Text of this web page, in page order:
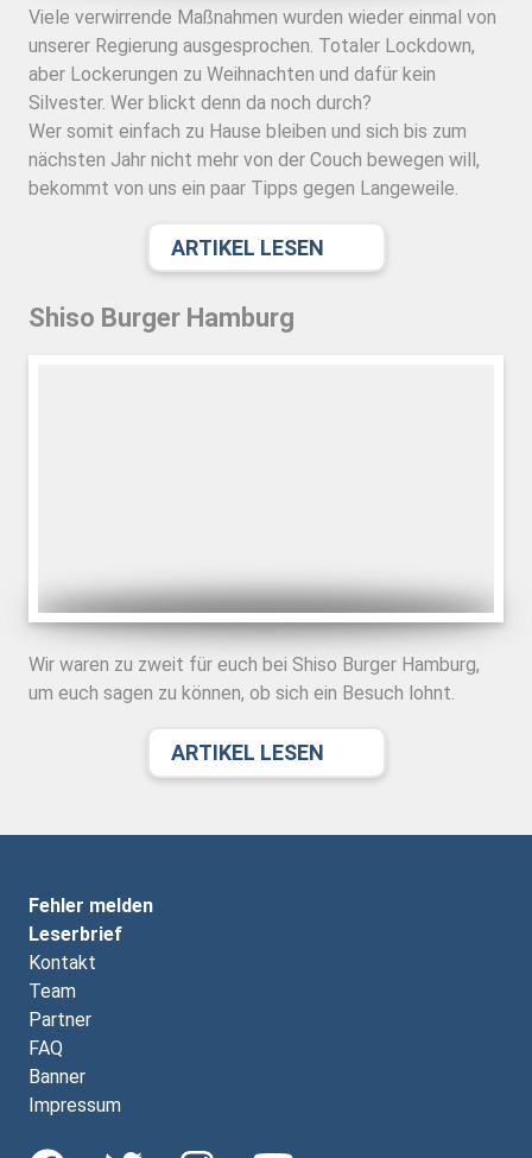
Viele verwirrende Maßnahmen wurden wieder einmal von
unserer Regierung ausgesprochen. Totaler Lockdown,
aber Lockerungen zu Weihnachten und dafür kein
Silvester. Wer blickt denn da noch durch?
Wer somit einfach zu Hause bleiben und sich bis zum
nächsten Jahr nicht mehr von der Couch bewegen will,
bekommt von uns ein paar Tipps gegen Langeweile.
ARTIKEL LESEN
Shiso Burger Hamburg
Wir waren zu zweit für euch bei Shiso Burger Hamburg,
um euch sagen zu können, ob sich ein Besuch lohnt.
ARTIKEL LESEN
Fehler melden
Leserbrief
Kontakt
Team
Partner
FAQ
Banner
Impressum